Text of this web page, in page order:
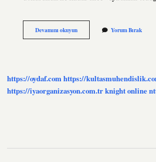
Devamını okuyunBotlarda
Denye
Yorum Bırak
https://oydaf.comhttps://
https://iyaorganizasyon.com.trknight online